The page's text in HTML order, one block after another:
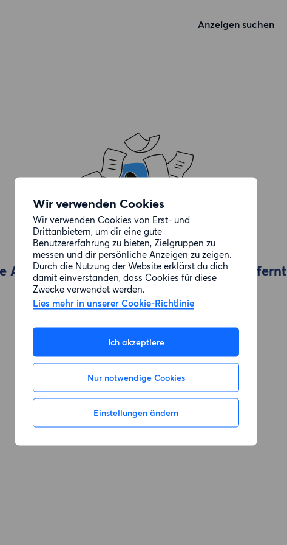
Wir verwenden Cookies
Wir verwenden Cookies von Erst- und
Drittanbietern, um dir eine gute
Benutzererfahrung zu bieten, Zielgruppen zu
messen und dir persönliche Anzeigen zu zeigen.
Durch die Nutzung der Website erklärst du dich
damit einverstanden, dass Cookies für diese
Zwecke verwendet werden.
Lies mehr in unserer Cookie-Richtlinie
Ich akzeptiere
Nur notwendige Cookies
Einstellungen ändern
Anzeigen suchen
Anzeige, die du gesucht hast, wurde entfernt